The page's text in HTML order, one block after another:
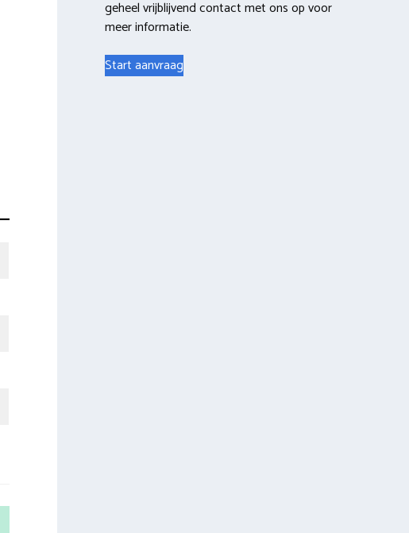
geheel vrijblijvend contact met ons op voor
meer informatie.
Start aanvraag